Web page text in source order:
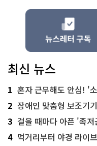
최신 뉴스
1 혼자 근무해도 안심! '
2 장애인 맞춤형 보조기기
3 걸을 때마다 아픈 '족저근
4 먹거리부터 야경 라이